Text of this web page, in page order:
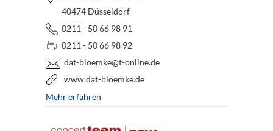
40474 Düsseldorf
0211 - 50 66 98 91
0211 - 50 66 98 92
dat-bloemke@t-online.de
www.dat-bloemke.de
Mehr erfahren